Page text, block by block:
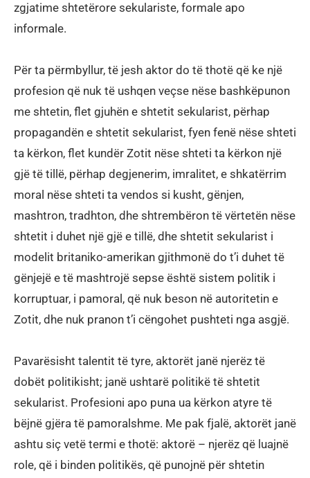
zgjatime shtetërore sekulariste, formale apo
informale.
Për ta përmbyllur, të jesh aktor do të thotë që ke një
profesion që nuk të ushqen veçse nëse bashkëpunon
me shtetin, flet gjuhën e shtetit sekularist, përhap
propagandën e shtetit sekularist, fyen fenë nëse shteti
ta kërkon, flet kundër Zotit nëse shteti ta kërkon një
gjë të tillë, përhap degjenerim, imralitet, e shkatërrim
moral nëse shteti ta vendos si kusht, gënjen,
mashtron, tradhton, dhe shtrembëron të vërtetën nëse
shtetit i duhet një gjë e tillë, dhe shtetit sekularist i
modelit britaniko-amerikan gjithmonë do t’i duhet të
gënjejë e të mashtrojë sepse është sistem politik i
korruptuar, i pamoral, që nuk beson në autoritetin e
Zotit, dhe nuk pranon t’i cëngohet pushteti nga asgjë.
Pavarësisht talentit të tyre, aktorët janë njerëz të
dobët politikisht; janë ushtarë politikë të shtetit
sekularist. Profesioni apo puna ua kërkon atyre të
bëjnë gjëra të pamoralshme. Me pak fjalë, aktorët janë
ashtu siç vetë termi e thotë: aktorë – njerëz që luajnë
role, që i binden politikës, që punojnë për shtetin